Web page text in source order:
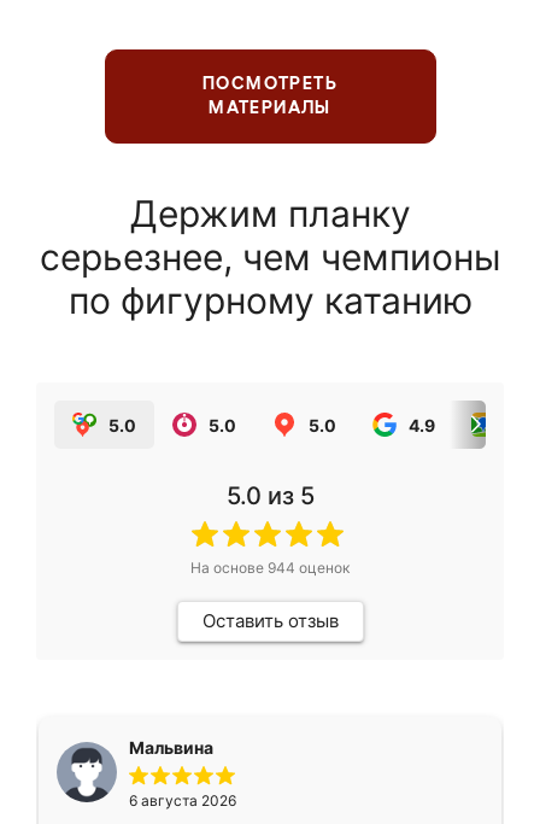
ПОСМОТРЕТЬ
МАТЕРИАЛЫ
Держим планку
серьезнее, чем чемпионы
по фигурному катанию
5.0 5.0 5.0 4.9
5.0 из 5
На основе 944 оценок
Оставить отзыв
Мальвина
6 августа 2026